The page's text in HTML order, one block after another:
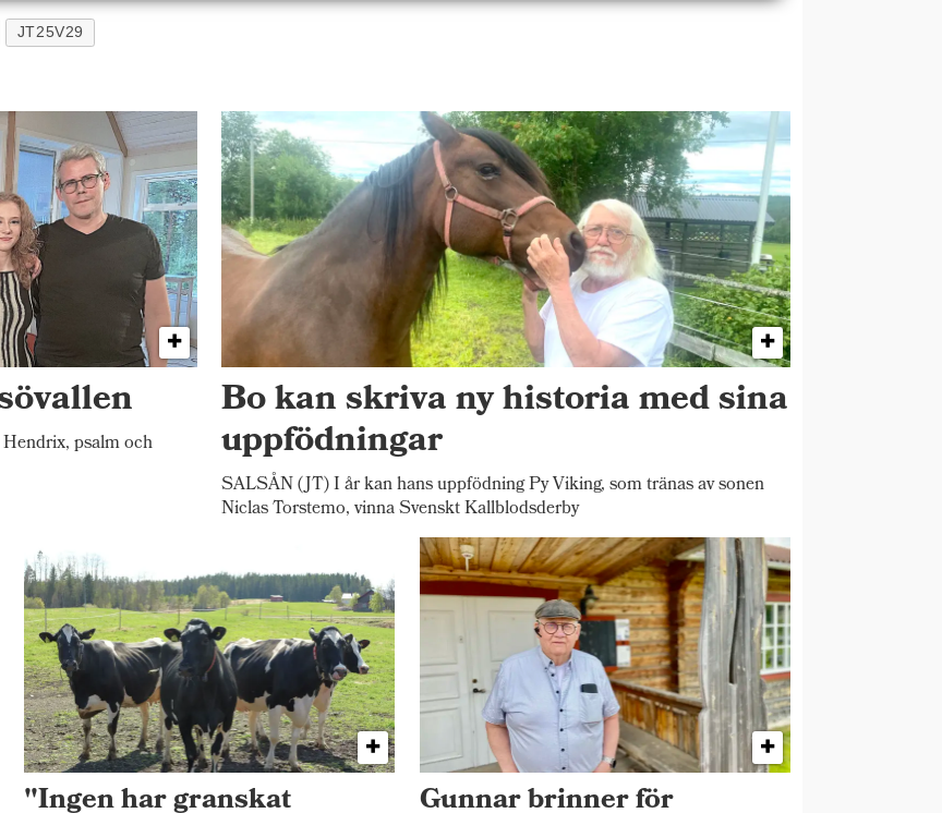
JT25V29
psalm och
Bo kan skriva ny historia med sina
uppfödningar
SALSÅN (JT) I år kan hans uppfödning Py Viking, som tränas av sonen
Niclas Torstemo, vinna Svenskt Kallblodsderby
"Ingen har granskat Gunnar brinner för